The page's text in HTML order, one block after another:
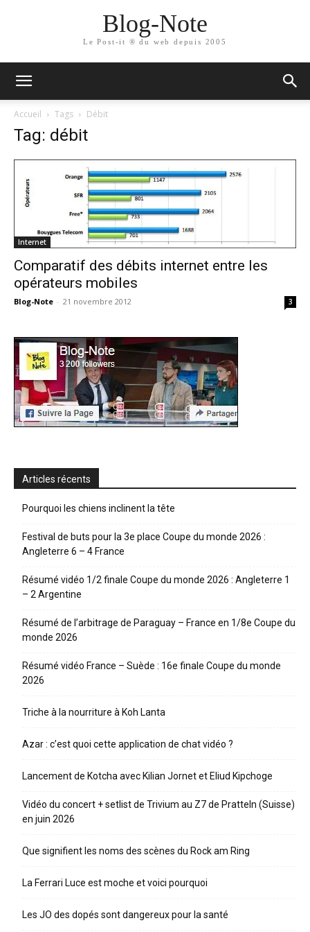
Blog-Note
Le Post-it ® du web depuis 2005
Accueil Tags Débit
Tag: débit
Internet
Comparatif des débits internet entre les
opérateurs mobiles
Blog-Note - 21 novembre 2012 3
Articles récents
Pourquoi les chiens inclinent la tête
Festival de buts pour la 3e place Coupe du monde 2026 :
Angleterre 6 – 4 France
Résumé vidéo 1/2 finale Coupe du monde 2026 : Angleterre 1
– 2 Argentine
Résumé de l’arbitrage de Paraguay – France en 1/8e Coupe du
monde 2026
Résumé vidéo France – Suède : 16e finale Coupe du monde
2026
Triche à la nourriture à Koh Lanta
Azar : c’est quoi cette application de chat vidéo ?
Lancement de Kotcha avec Kilian Jornet et Eliud Kipchoge
Vidéo du concert + setlist de Trivium au Z7 de Pratteln (Suisse)
en juin 2026
Que signifient les noms des scènes du Rock am Ring
La Ferrari Luce est moche et voici pourquoi
Les JO des dopés sont dangereux pour la santé